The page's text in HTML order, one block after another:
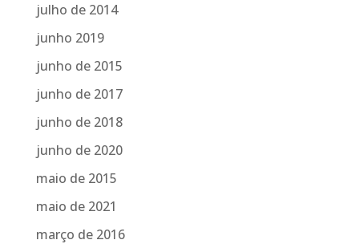
julho de 2014
junho 2019
junho de 2015
junho de 2017
junho de 2018
junho de 2020
maio de 2015
maio de 2021
março de 2016